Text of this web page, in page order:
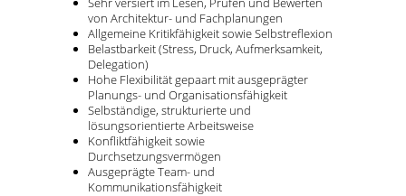
von Architektur- und Fachplanungen
Allgemeine Kritikfähigkeit sowie Selbstreflexion
Belastbarkeit (Stress, Druck, Aufmerksamkeit,
Delegation)
Hohe Flexibilität gepaart mit ausgeprägter
Planungs- und Organisationsfähigkeit
Selbständige, strukturierte und
lösungsorientierte Arbeitsweise
Konfliktfähigkeit sowie
Durchsetzungsvermögen
Ausgeprägte Team- und
Kommunikationsfähigkeit